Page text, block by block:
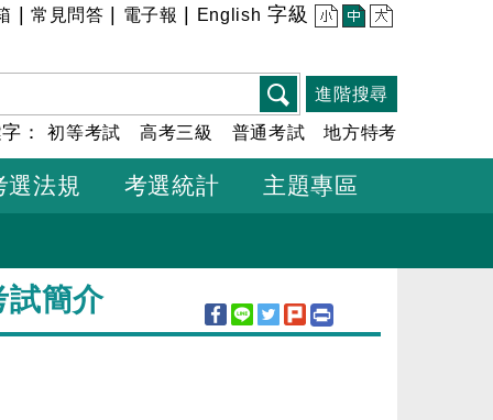
常見問答 電子報 English 字級 小 中 大
進階搜尋
字：初等考試 高考三級 普通考試 地方特考
選法規 考選統計 主題專區
試簡介